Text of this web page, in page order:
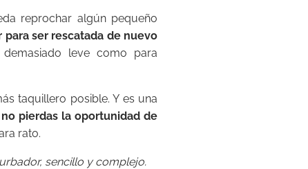
reprochar algún pequeño
ser rescatada de nuevo
leve como para
taquillero posible. Y es una
pierdas la oportunidad de
rato.
sencillo y complejo.